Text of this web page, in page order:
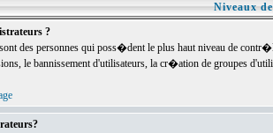
Niveaux
?
des personnes qui poss�dent le plus haut niveau de
le bannissement d'utilisateurs, la cr�ation de groupes